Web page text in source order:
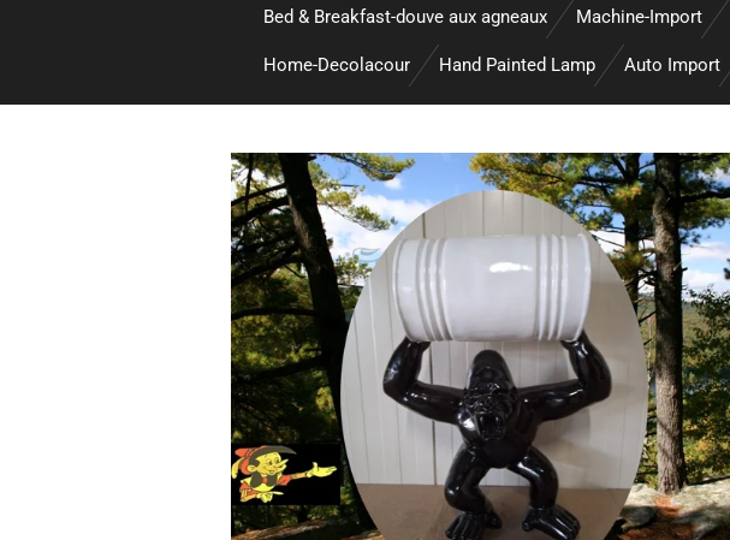
Bed & Breakfast-douve aux agneaux Machine-Import
Home-Decolacour Hand Painted Lamp Auto Import